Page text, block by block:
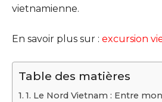
vietnamienne.
En savoir plus sur : excursion
Table des matières
1. Le Nord Vietnam : Entre